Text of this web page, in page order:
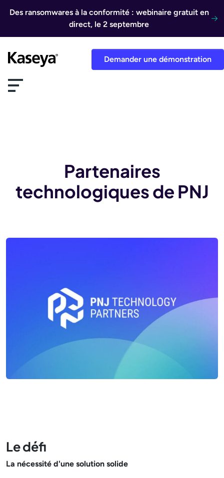
Des ransomwares à la conformité : webinaire gratuit en
direct, le 2 septembre
Demander une démonstration
Partenaires
technologiques de PNJ
Le défi
La nécessité d'une solution solide